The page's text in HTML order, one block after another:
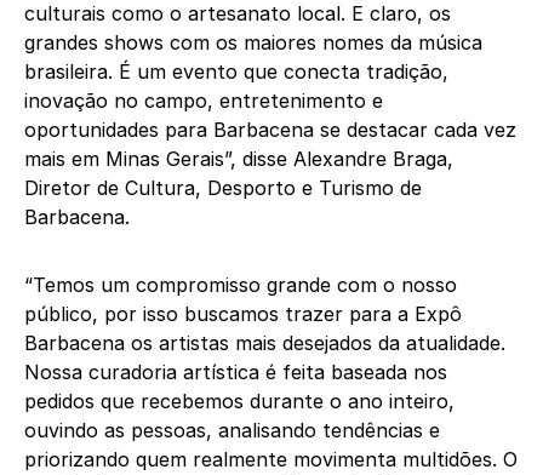
culturais como o artesanato local. E claro, os
grandes shows com os maiores nomes da música
brasileira. É um evento que conecta tradição,
inovação no campo, entretenimento e
oportunidades para Barbacena se destacar cada vez
mais em Minas Gerais”, disse Alexandre Braga,
Diretor de Cultura, Desporto e Turismo de
Barbacena.
“Temos um compromisso grande com o nosso
público, por isso buscamos trazer para a Expô
Barbacena os artistas mais desejados da atualidade.
Nossa curadoria artística é feita baseada nos
pedidos que recebemos durante o ano inteiro,
ouvindo as pessoas, analisando tendências e
priorizando quem realmente movimenta multidões. O